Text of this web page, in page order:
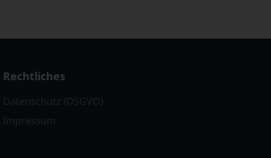
Rechtliches
Datenschutz (DSGVO)
Impressum